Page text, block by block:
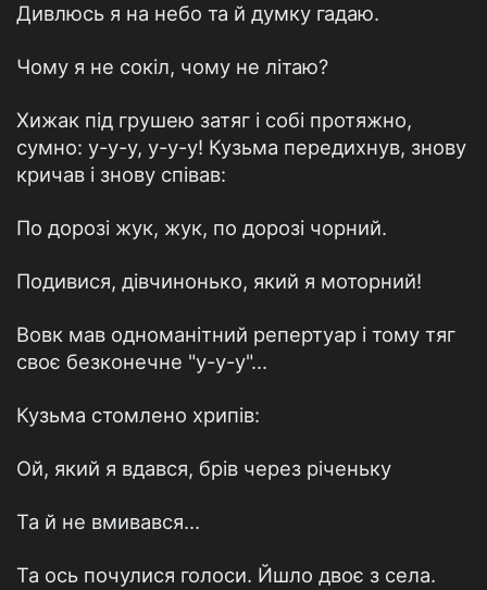
Дивлюсь я на небо та й думку гадаю.
Чому я не сокіл, чому не літаю?
Хижак під грушею затяг і собі протяжно,
сумно: у-у-у, у-у-у! Кузьма передихнув, знову
кричав і знову співав:
По дорозі жук, жук, по дорозі чорний.
Подивися, дівчинонько, який я моторний!
Вовк мав одноманітний репертуар і тому тяг
своє безконечне "у-у-у"...
Кузьма стомлено хрипів:
Ой, який я вдався, брів через річеньку
Та й не вмивався...
Та ось почулися голоси. Йшло двоє з села.